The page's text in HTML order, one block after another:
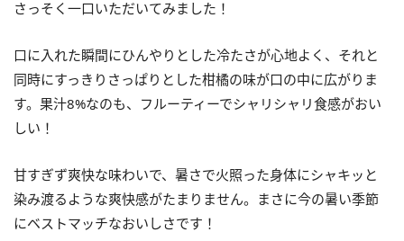
さっそく一口いただいてみました！
口に入れた瞬間にひんやりとした冷たさが心地よく、それと
同時にすっきりさっぱりとした柑橘の味が口の中に広がりま
す。果汁8%なのも、フルーティーでシャリシャリ食感がおい
しい！
甘すぎず爽快な味わいで、暑さで火照った身体にシャキッと
染み渡るような爽快感がたまりません。まさに今の暑い季節
にベストマッチなおいしさです！